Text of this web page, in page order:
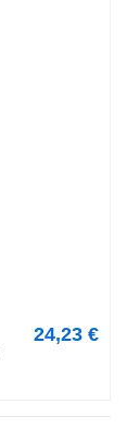
24,23 €